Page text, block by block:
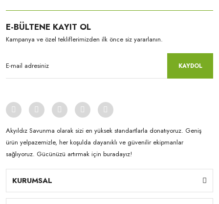
E-BÜLTENE KAYIT OL
Kampanya ve özel tekliflerimizden ilk önce siz yararlanın.
KAYDOL
Akyıldız Savunma olarak sizi en yüksek standartlarla donatıyoruz. Geniş
ürün yelpazemizle, her koşulda dayanıklı ve güvenilir ekipmanlar
sağlıyoruz. Gücünüzü artırmak için buradayız!
KURUMSAL